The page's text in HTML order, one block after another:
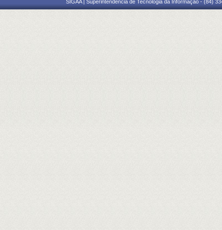
SIGAA | Superintendência de Tecnologia da Informação - (84)